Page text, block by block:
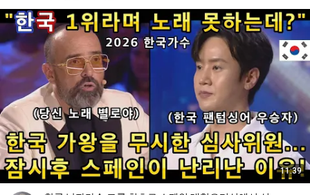
11:39